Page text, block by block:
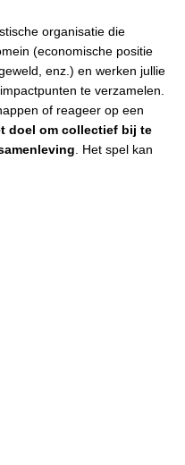
organisatie die
(economische positie
enz.) en werken jullie
te verzamelen.
of reageer op een
doel om collectief bij te
. Het spel kan